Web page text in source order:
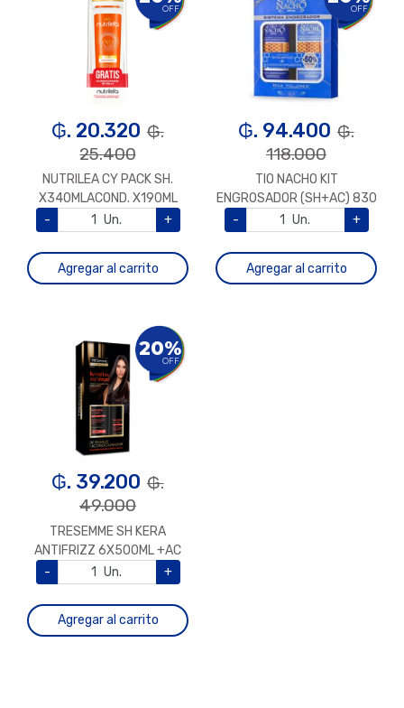
OFF
₲. 20.320 ₲.
25.400
NUTRILEA CY PACK SH.
X340MLACOND. X190ML
NIACINAMIDA
- Un. +
Agregar al carrito
OFF
₲. 94.400 ₲.
118.000
TIO NACHO KIT
ENGROSADOR (SH+AC) 830
ML
- Un. +
Agregar al carrito
20%
OFF
₲. 39.200 ₲.
49.000
TRESEMME SH KERA
ANTIFRIZZ 6X500ML +AC
-
Un. +
Agregar al carrito